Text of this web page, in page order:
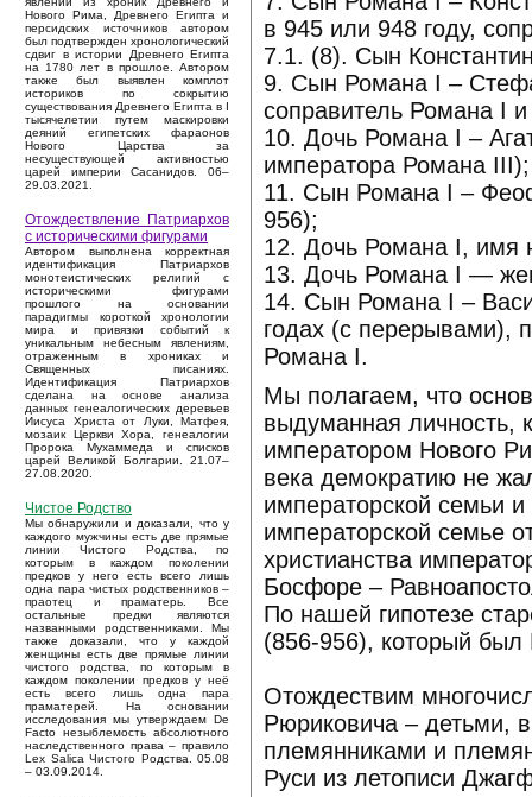
Нового Рима, Древнего Египта и
персидских источников автором
был подтвержден хронологический
сдвиг в истории Древнего Египта
на 1780 лет в прошлое. Автором
также был выявлен комплот
историков по сокрытию
существования Древнего Египта в I
тысячелетии путем маскировки
деяний египетских фараонов
Нового Царства за
несуществующей активностью
царей империи Сасанидов. 06–
29.03.2021.
Отождествление Патриархов
с историческими фигурами
Автором выполнена корректная
идентификация Патриархов
монотеистических религий с
историческими фигурами
прошлого на основании
парадигмы короткой хронологии
мира и привязки событий к
уникальным небесным явлениям,
отраженным в хрониках и
Священных писаниях.
Идентификация Патриархов
сделана на основе анализа
данных генеалогических деревьев
Иисуса Христа от Луки, Матфея,
мозаик Церкви Хора, генеалогии
Пророка Мухаммеда и списков
царей Великой Болгарии. 21.07–
27.08.2020.
Чистое Родство
Мы обнаружили и доказали, что у
каждого мужчины есть две прямые
линии Чистого Родства, по
которым в каждом поколении
предков у него есть всего лишь
одна пара чистых родственников –
праотец и праматерь. Все
остальные предки являются
названными родственниками. Мы
также доказали, что у каждой
женщины есть две прямые линии
чистого родства, по которым в
каждом поколении предков у неё
есть всего лишь одна пара
праматерей. На основании
исследования мы утверждаем De
Facto незыблемость абсолютного
наследственного права – правило
Lex Salica Чистого Родства. 05.08
– 03.09.2014.
в 945 или 948 году,
7.1. (8). Сын
9. Сын Романа I –
соправитель Романа I
10. Дочь Романа I –
императора Романа III);
11. Сын Романа I –
956);
12. Дочь Романа I, имя
13. Дочь Романа I —
14. Сын Романа I –
годах (с перерывами),
Романа I.
Мы полагаем, что
выдуманная личность,
императором Нового
века демократию не
императорской семьи
императорской семье
христианства
Босфоре –
По нашей гипотезе
(856-956), который был
Отождествим
Рюриковича – детьми,
племянниками и
Руси из летописи